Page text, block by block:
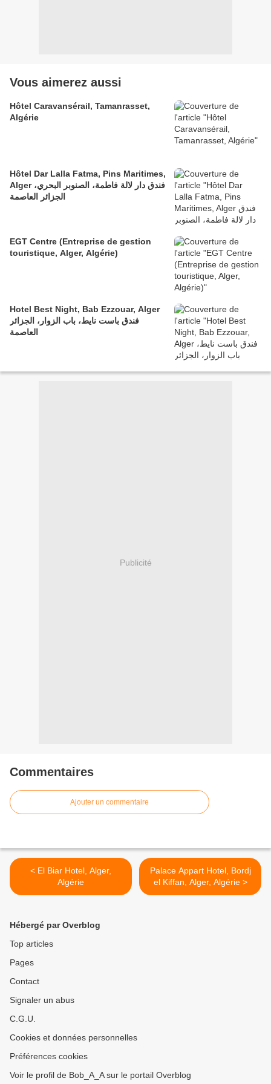
Vous aimerez aussi
Hôtel Caravansérail, Tamanrasset,
Algérie
Hôtel Dar Lalla Fatma, Pins Maritimes,
Alger فندق دار لالة فاطمة، الصنوبر البحري،
الجزائر العاصمة
EGT Centre (Entreprise de gestion
touristique, Alger, Algérie)
Hotel Best Night, Bab Ezzouar, Alger
فندق باست نايط، باب الزوار، الجزائر
العاصمة
Publicité
Commentaires
Ajouter un commentaire
< El Biar Hotel, Alger,
Algérie
Palace Appart Hotel, Bordj
el Kiffan, Alger, Algérie >
Hébergé par Overblog
Top articles
Pages
Contact
Signaler un abus
C.G.U.
Cookies et données personnelles
Préférences cookies
Voir le profil de Bob_A_A sur le portail Overblog